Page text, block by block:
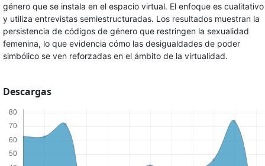
género que se instala en el espacio virtual. El enfoque es cualitativo
y utiliza entrevistas semiestructuradas. Los resultados muestran la
persistencia de códigos de género que restringen la sexualidad
femenina, lo que evidencia cómo las desigualdades de poder
simbólico se ven reforzadas en el ámbito de la virtualidad.
Descargas